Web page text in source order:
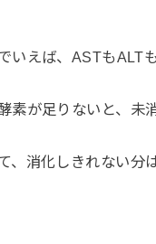
いえば、ASTもALT
素が足りないと、未
、消化しきれない分